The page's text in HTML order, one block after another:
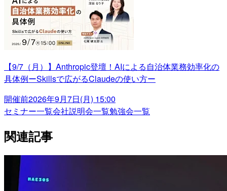
【9/7（月）】Anthropic登壇！AIによる自治体業務効率化の
具体例ーSkillsで広がるClaudeの使い方ー
開催前2026年9月7日(月) 15:00
セミナー一覧会社説明会一覧勉強会一覧
関連記事